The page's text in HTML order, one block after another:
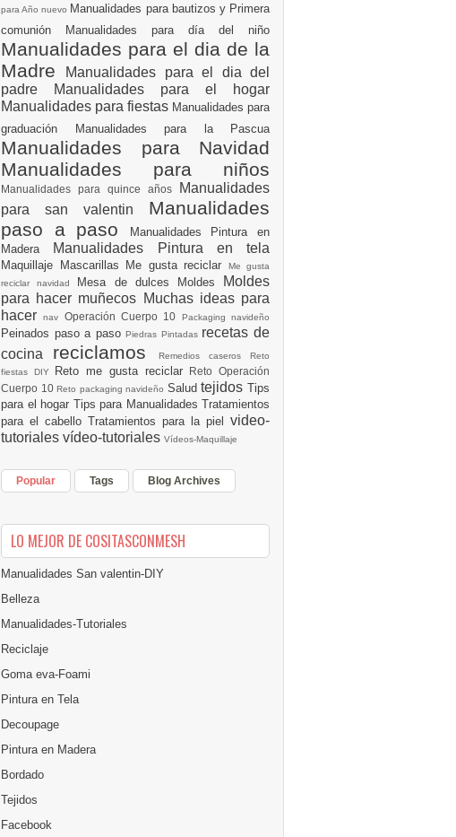
para Año nuevo Manualidades para bautizos y Primera
comunión Manualidades para día del niño
Manualidades para el dia de la
Madre
Manualidades para el dia del
padre
Manualidades para el hogar
Manualidades para fiestas Manualidades para
graduación Manualidades para la Pascua
Manualidades para Navidad
Manualidades para niños
Manualidades para quince años
Manualidades
para san valentin Manualidades
paso a paso
Manualidades Pintura en
Madera
Manualidades Pintura en tela
Maquillaje Mascarillas Me gusta reciclar
Me gusta
reciclar navidad Mesa de dulces Moldes
Moldes
para hacer muñecos Muchas ideas para
hacernav Operación Cuerpo 10 Packaging navideño
Peinados paso a pasoPiedras Pintadas recetas de
cocina reciclamos Remedios caseros Reto
fiestas DIY Reto me gusta reciclar
Reto Operación
Cuerpo 10Reto packaging navideño SaludtejidosTips
para el hogar Tips para Manualidades Tratamientos
para el cabello Tratamientos para la piel video-
tutoriales vídeo-tutoriales Vídeos-Maquillaje
Popular Tags Blog Archives
LO MEJOR DE COSITASCONMESH
Manualidades San valentin-DIY
Belleza
Manualidades-Tutoriales
Reciclaje
Goma eva-Foami
Pintura en Tela
Decoupage
Pintura en Madera
Bordado
Tejidos
Facebook